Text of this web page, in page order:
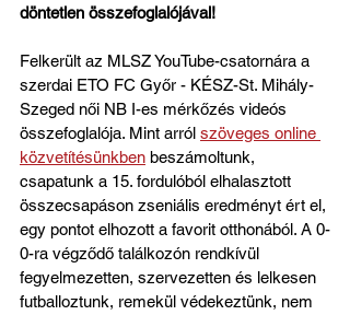
döntetlen összefoglalójával!
Felkerült az MLSZ YouTube-csatornára a
szerdai ETO FC Győr - KÉSZ-St. Mihály-
Szeged női NB I-es mérkőzés videós
összefoglalója. Mint arról szöveges online
közvetítésünkben beszámoltunk,
csapatunk a 15. fordulóból elhalasztott
összecsapáson zseniális eredményt ért el,
egy pontot elhozott a favorit otthonából. A 0-
0-ra végződő találkozón rendkívül
fegyelmezetten, szervezetten és lelkesen
futballoztunk, remekül védekeztünk, nem